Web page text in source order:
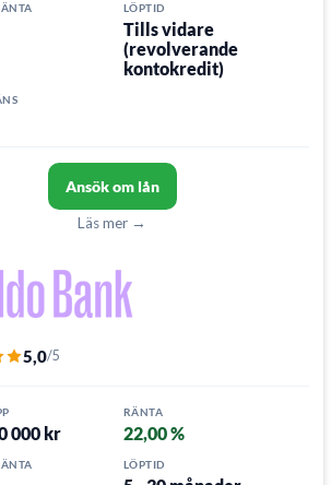
LÖPTID
Tills vidare
(revolverande
kontokredit)
Ansök om lån
Läs mer →
5,0/5
000 kr
RÄNTA
22,00 %
LÖPTID